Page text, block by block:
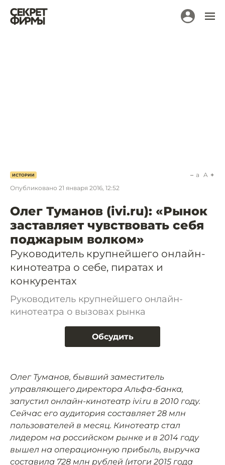
ИСТОРИИ
Опубликовано 21 января 2016, 12:52
a A
Олег Туманов (ivi.ru): «Рынок
заставляет чувствовать себя
поджарым волком»
Руководитель крупнейшего онлайн-
кинотеатра о себе, пиратах и
конкурентах
Руководитель крупнейшего онлайн-
кинотеатра о вызовах рынка
Обсудить
Олег Туманов, бывший заместитель
управляющего директора Альфа-банка,
запустил онлайн-кинотеатр ivi.ru в 2010 году.
Сейчас его аудитория составляет 28 млн
пользователей в месяц. Кинотеатр стал
лидером на российском рынке и в 2014 году
вышел на операционную прибыль, выручка
составила 728 млн рублей (итоги 2015 года